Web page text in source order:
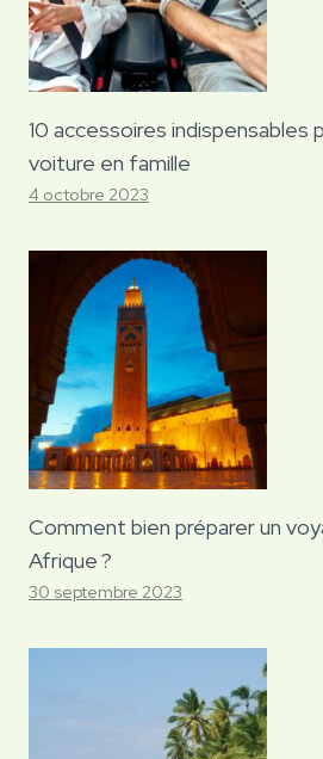
10 accessoires indispensables
voiture en famille
4 octobre 2023
Comment bien préparer un
Afrique ?
30 septembre 2023